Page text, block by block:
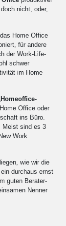
nicht, oder,
Home Office
für andere
der Work-Life-
schwer
im Home
Homeoffice-
Office oder
ins Büro.
Meist sind es 3
Work
wie wir die
durchaus ernst
guten Berater-
Nenner